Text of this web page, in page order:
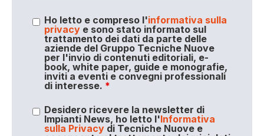
Ho letto e compreso l'informativa sulla
privacye sono stato informato sul
trattamento dei dati da parte delle
aziende del Gruppo Tecniche Nuove
per l'invio di contenuti editoriali, e-
book, white paper, guide e monografie,
inviti a eventi e convegni professionali
di interesse. *
Desidero ricevere la newsletter di
Impianti News, ho letto l'Informativa
sulla Privacydi Tecniche Nuove e